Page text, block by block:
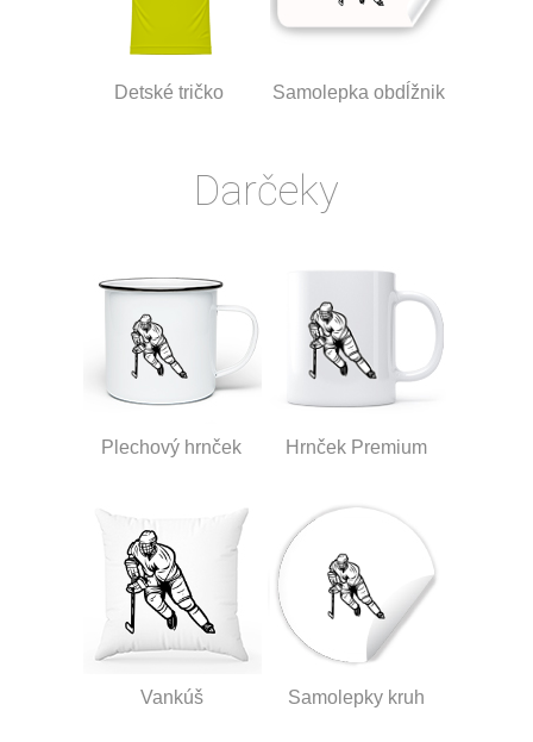
Detské tričko Samolepka obdĺžnik
Darčeky
Plechový hrnček Hrnček Premium
Vankúš Samolepky kruh